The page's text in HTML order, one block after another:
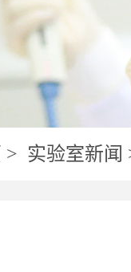
委员会
室室训
> 实验室新闻